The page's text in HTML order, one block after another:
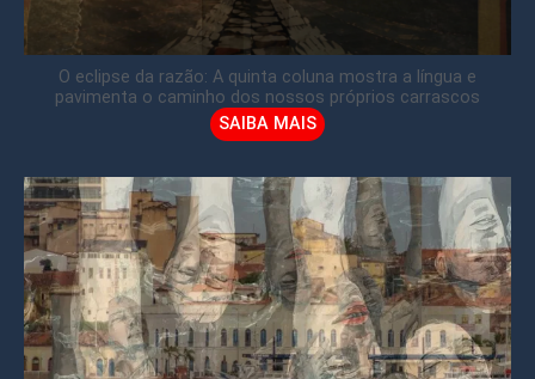
O eclipse da razão: A quinta coluna mostra a língua e
pavimenta o caminho dos nossos próprios carrascos
SAIBA MAIS